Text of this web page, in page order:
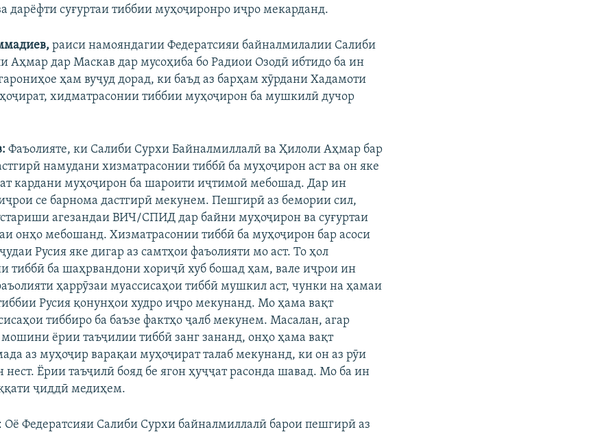
дарёфти суғуртаи тиббии муҳоҷиронро иҷро мекарданд.
раиси намояндагии Федератсияи байналмилалии Салиби
Аҳмар дар Маскав дар мусоҳиба бо Радиои Озодӣ ибтидо ба ин
ҳам вуҷуд дорад, ки баъд аз барҳам хӯрдани Хадамоти
хидматрасонии тиббии муҳоҷирон ба мушкилӣ дучор
Фаъолияте, ки Салиби Сурхи Байналмиллалӣ ва Ҳилоли Аҳмар бар
намудани хизматрасонии тиббӣ ба муҳоҷирон аст ва он яке
кардани муҳоҷирон ба шароити иҷтимоӣ мебошад. Дар ин
се барнома дастгирӣ мекунем. Пешгирӣ аз бемории сил,
агезандаи ВИЧ/СПИД дар байни муҳоҷирон ва суғуртаи
онҳо мебошанд. Хизматрасонии тиббӣ ба муҳоҷирон бар асоси
Русия яке дигар аз самтҳои фаъолияти мо аст. То ҳол
тиббӣ ба шаҳрвандони хориҷӣ хуб бошад ҳам, вале иҷрои ин
ҳаррӯзаи муассисаҳои тиббӣ мушкил аст, чунки на ҳамаи
Русия қонунҳои худро иҷро мекунанд. Мо ҳама вақт
тиббиро ба баъзе фактҳо ҷалб мекунем. Масалан, агар
ёрии таъҷилии тиббӣ занг зананд, онҳо ҳама вақт
аз муҳоҷир варақаи муҳоҷират талаб мекунанд, ки он аз рӯи
Ёрии таъҷилӣ бояд бе ягон ҳуҷҷат расонда шавад. Мо ба ин
ҷиддӣ медиҳем.
: Оё Федератсияи Салиби Сурхи байналмиллалӣ барои пешгирӣ аз